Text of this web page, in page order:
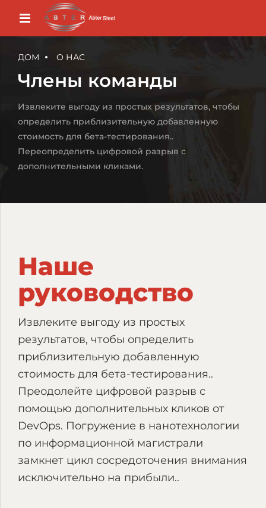
ДОМ О НАС
Члены команды
Извлеките выгоду из простых результатов, чтобы
определить приблизительную добавленную
стоимость для бета-тестирования..
Переопределить цифровой разрыв с
дополнительными кликами.
Наше
руководство
Извлеките выгоду из простых
результатов, чтобы определить
приблизительную добавленную
стоимость для бета-тестирования..
Преодолейте цифровой разрыв с
помощью дополнительных кликов от
DevOps. Погружение в нанотехнологии
по информационной магистрали
замкнет цикл сосредоточения внимания
исключительно на прибыли..